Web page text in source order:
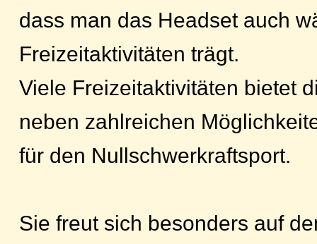
dass man das Headset auch
Freizeitaktivitäten trägt.
Viele Freizeitaktivitäten bietet
neben zahlreichen
für den Nullschwerkraftsport.
Sie freut sich besonders auf